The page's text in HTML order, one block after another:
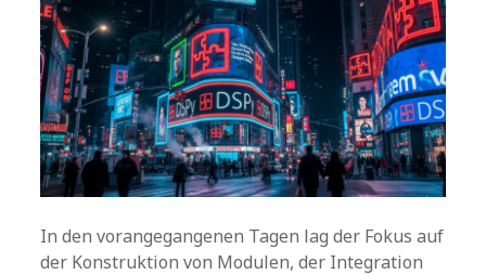
In den vorangegangenen Tagen lag der Fokus auf
der Konstruktion von Modulen, der Integration